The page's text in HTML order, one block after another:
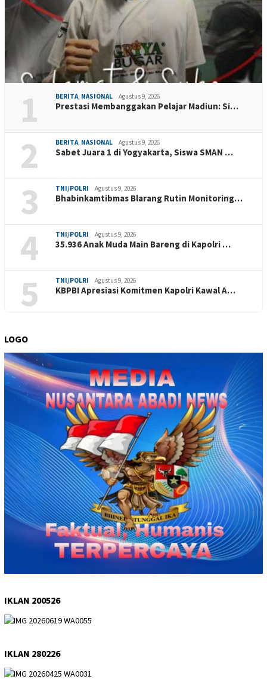
1 BERITA NASIONAL Agustus 9, 2026
Prestasi Membanggakan Pelajar Madiun: Si…
2 BERITA NASIONAL Agustus 9, 2026
Sabet Juara 1 di Yogyakarta, Siswa SMAN …
3 TNI/POLRI Agustus 9, 2026
Bhabinkamtibmas Blarang Rutin Monitoring…
4 TNI/POLRI Agustus 9, 2026
35.936 Anak Muda Main Bareng di Kapolri …
5 TNI/POLRI Agustus 9, 2026
KBPBI Apresiasi Komitmen Kapolri Kawal A…
LOGO
IKLAN 200526
IKLAN 280226